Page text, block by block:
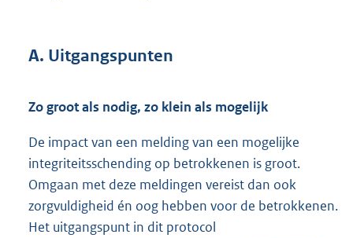
A. Uitgangspunten
Zo groot als nodig, zo klein als mogelijk
De impact van een melding van een mogelijke
integriteitsschending op betrokkenen is groot.
Omgaan met deze meldingen vereist dan ook
zorgvuldigheid én oog hebben voor de betrokkenen.
Het uitgangspunt in dit protocol